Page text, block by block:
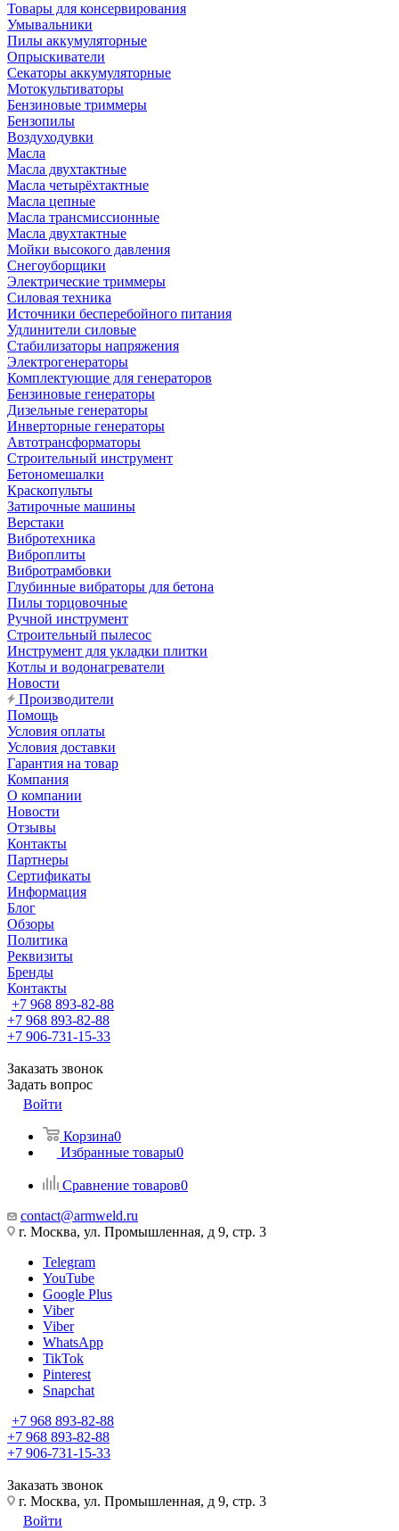
Товары для консервирования
Умывальники
Пилы аккумуляторные
Опрыскиватели
Секаторы аккумуляторные
Мотокультиваторы
Бензиновые триммеры
Бензопилы
Воздуходувки
Масла
Масла двухтактные
Масла четырёхтактные
Масла цепные
Масла трансмиссионные
Масла двухтактные
Мойки высокого давления
Снегоуборщики
Электрические триммеры
Силовая техника
Источники бесперебойного питания
Удлинители силовые
Стабилизаторы напряжения
Электрогенераторы
Комплектующие для генераторов
Бензиновые генераторы
Дизельные генераторы
Инверторные генераторы
Автотрансформаторы
Строительный инструмент
Бетономешалки
Краскопульты
Затирочные машины
Верстаки
Вибротехника
Виброплиты
Вибротрамбовки
Глубинные вибраторы для бетона
Пилы торцовочные
Ручной инструмент
Строительный пылесос
Инструмент для укладки плитки
Котлы и водонагреватели
Новости
Производители
Помощь
Условия оплаты
Условия доставки
Гарантия на товар
Компания
О компании
Новости
Отзывы
Контакты
Партнеры
Сертификаты
Информация
Блог
Обзоры
Политика
Реквизиты
Бренды
Контакты
+7 968 893-82-88
+7 968 893-82-88
+7 906-731-15-33
Заказать звонок
Задать вопрос
Войти
Корзина0
Избранные товары0
Сравнение товаров0
contact@armweld.ru
г. Москва, ул. Промышленная, д 9, стр. 3
Telegram
YouTube
Google Plus
Viber
Viber
WhatsApp
TikTok
Pinterest
Snapchat
+7 968 893-82-88
+7 968 893-82-88
+7 906-731-15-33
Заказать звонок
г. Москва, ул. Промышленная, д 9, стр. 3
Войти